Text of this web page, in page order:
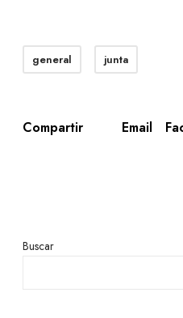
general junta
Compartir Email
Buscar